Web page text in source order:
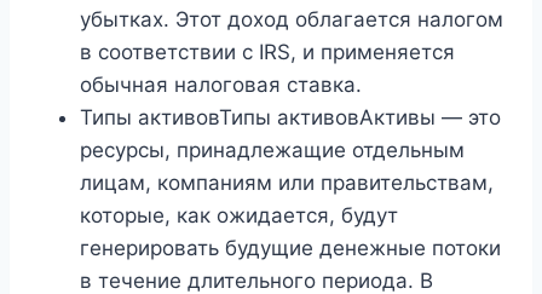
убытках. Этот доход облагается налогом
в соответствии с IRS, и применяется
обычная налоговая ставка.
Типы активовТипы активовАктивы — это
ресурсы, принадлежащие отдельным
лицам, компаниям или правительствам,
которые, как ожидается, будут
генерировать будущие денежные потоки
в течение длительного периода. В